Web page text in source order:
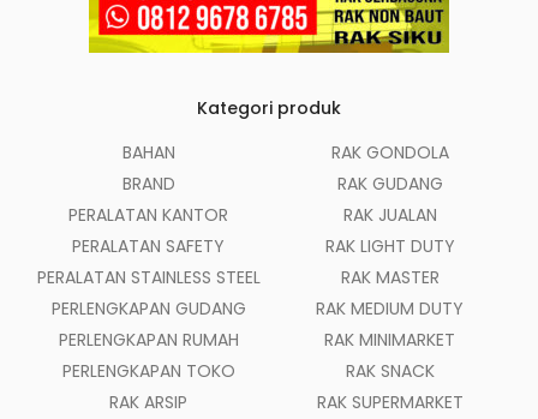
Kategori produk
BAHAN
BRAND
PERALATAN KANTOR
PERALATAN SAFETY
PERALATAN STAINLESS STEEL
PERLENGKAPAN GUDANG
PERLENGKAPAN RUMAH
PERLENGKAPAN TOKO
RAK ARSIP
RAK GONDOLA
RAK GUDANG
RAK JUALAN
RAK LIGHT DUTY
RAK MASTER
RAK MEDIUM DUTY
RAK MINIMARKET
RAK SNACK
RAK SUPERMARKET